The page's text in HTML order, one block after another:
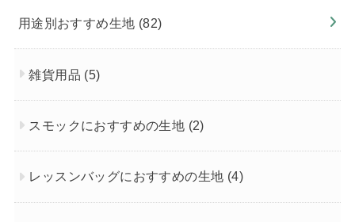
用途別おすすめ生地 (82)
雑貨用品 (5)
スモックにおすすめの生地 (2)
レッスンバッグにおすすめの生地 (4)